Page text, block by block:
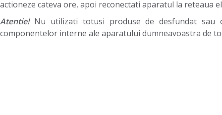
actioneze cateva ore, apoi reconectati aparatul la reteaua
Atentie!Nu utilizati totusi produse de desfundat sau
componentelor interne ale aparatului dumneavoastra de